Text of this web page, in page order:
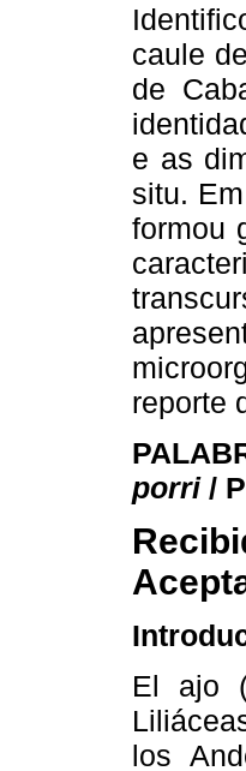
caule
de
e as
situ.
formou
reporte
porri /
El ajo
los